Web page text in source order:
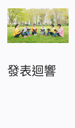
發表迴響